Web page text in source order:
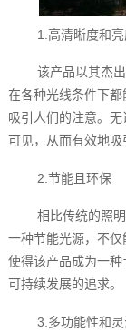
1.高清晰度和
该产品以其杰
在各种光线条件下
吸引人们的注意。
可见，从而有效地吸
2.节能且环保
相比传统的照
一种节能光源，不
使得该产品成为一
可持续发展的追求。
3.多功能性和